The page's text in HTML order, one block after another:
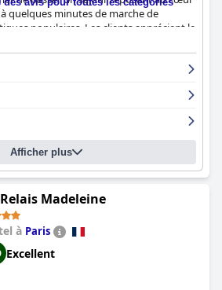
quelques minutes de marche de
populaires. Les clients apprécient le
et considèrent que l'hôtel est
à leurs besoins. Les options de
à l'hôtel sont appréciées, avec une
variée de produits français pour le petit
élégantes et confortables de l'hôtel Le
la moyenne des chambres d'hôtel
d'équipements modernes tels qu'un
et un mini-bar. La qualité et la
sont également appréciées. Le
incroyablement serviable,
et les clients qui ont séjourné à
à son sujet. Enfin, si le confort
votre séjour à l'hôtel, l'hôtel Le Six
les clients ne tarissant pas d'éloges
oreillers. Dans l'ensemble, l'hôtel
dans un emplacement pratique avec
du personnel exceptionnels, ce qui
pour ceux qui visitent Paris.
Afficher plus
Madeleine
à Paris
Excellent